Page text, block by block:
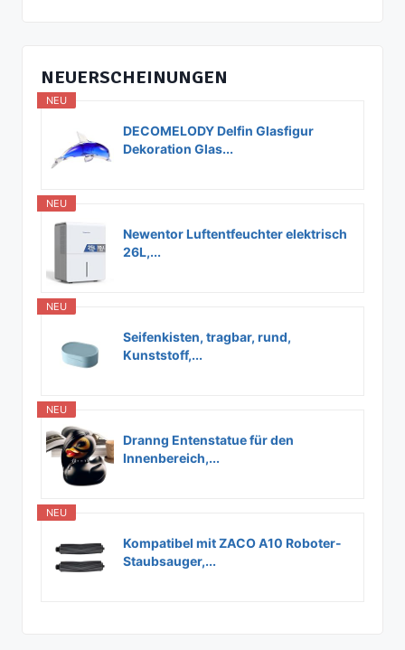
NEUERSCHEINUNGEN
NEU
DECOMELODY Delfin Glasfigur
Dekoration Glas...
NEU
Newentor Luftentfeuchter elektrisch
26L,...
NEU
Seifenkisten, tragbar, rund,
Kunststoff,...
NEU
Dranng Entenstatue für den
Innenbereich,...
NEU
Kompatibel mit ZACO A10 Roboter-
Staubsauger,...